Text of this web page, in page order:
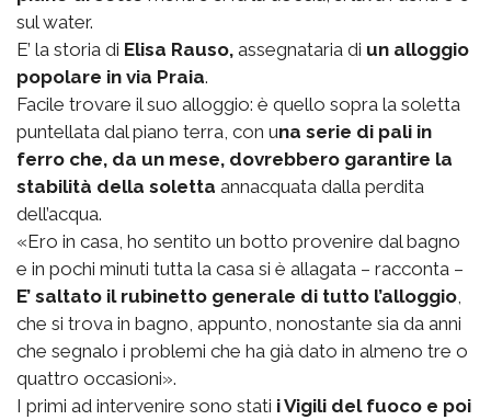
sul water.
E’ la storia di Elisa Rauso, assegnataria di un alloggio
popolare in via Praia.
Facile trovare il suo alloggio: è quello sopra la soletta
puntellata dal piano terra, con una serie di pali in
ferro che, da un mese, dovrebbero garantire la
stabilità della soletta annacquata dalla perdita
dell’acqua.
«Ero in casa, ho sentito un botto provenire dal bagno
e in pochi minuti tutta la casa si è allagata – racconta –
E’ saltato il rubinetto generale di tutto l’alloggio
che si trova in bagno, appunto, nonostante sia da anni
che segnalo i problemi che ha già dato in almeno tre o
quattro occasioni».
I primi ad intervenire sono stati i Vigili del fuoco e poi